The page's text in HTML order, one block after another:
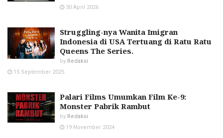
30 April 2026
Struggling-nya Wanita Imigran
Indonesia di USA Tertuang di Ratu Ratu
Queens The Series.
by Redaksi
15 September 2025
Palari Films Umumkan Film Ke-9:
Monster Pabrik Rambut
by Redaksi
19 November 2024